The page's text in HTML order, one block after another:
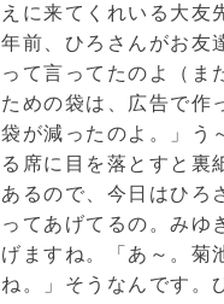
えに来てくれいる大友
年前、ひろさんがお友
って言ってたのよ（ま
ための袋は、広告で作
袋が減ったのよ。」う
る席に目を落とすと裏
あるので、今日はひろ
ってあげてるの。みゆ
げますね。「あ～。菊
ね。」そうなんです。